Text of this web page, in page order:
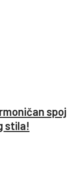
spoj
stila!